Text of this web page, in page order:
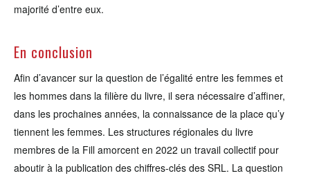
majorité d’entre eux.
En conclusion
Afin d’avancer sur la question de l’égalité entre les femmes et
les hommes dans la filière du livre, il sera nécessaire d’affiner,
dans les prochaines années, la connaissance de la place qu’y
tiennent les femmes. Les structures régionales du livre
membres de la Fill amorcent en 2022 un travail collectif pour
aboutir à la publication des chiffres-clés des SRL. La question